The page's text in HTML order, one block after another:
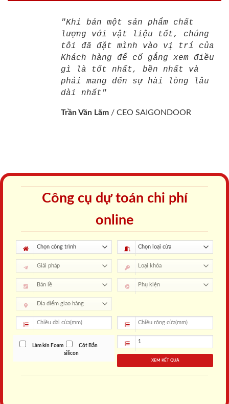
"Khi bán một sản phẩm chất
lượng với vật liệu tốt, chúng
tôi đã đặt mình vào vị trí của
Khách hàng để cố gắng xem điều
gì là tốt nhất, bền nhất và
phải mang đến sự hài lòng lâu
dài nhất"
Trần Văn Lãm / CEO SAIGONDOOR
Công cụ dự toán chi phí
online
Làm kín Foam
Cột Bắn
silicon
XEM KẾT QUẢ